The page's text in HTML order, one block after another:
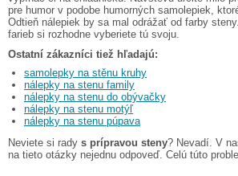
pre humor v podobe humorných samolepiek,
Odtieň nálepiek by sa mal odrážať od farby
farieb si rozhodne vyberiete tú svoju.
Ostatní zákazníci tiež hľadajú:
samolepky na stěnu kruhy
nálepky na stenu family
nálepky na stenu do obývačky
nálepky na stenu motýľ
nálepky na stenu púpava
Neviete si rady s prípravou steny? Nevadí. V
na tieto otázky nejednu odpoveď. Celú túto